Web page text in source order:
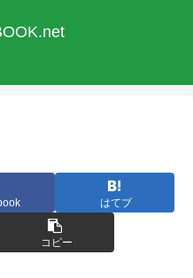
はてブ
コピー